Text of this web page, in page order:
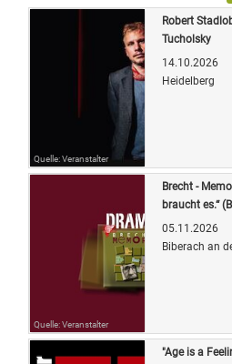
Quelle: Veranstalter
Robert
Tucholsky
14.10.2026
Heidelberg
Quelle: Veranstalter
Brecht -
braucht es.“
05.11.2026
Biberach an
"Age is a